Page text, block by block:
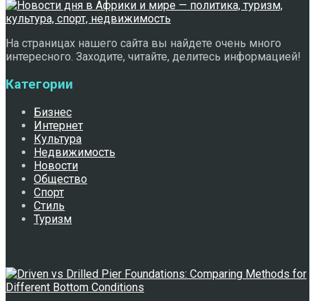
На страницах нашего сайта вы найдете очень много
интересного. Заходите, читайте, делитесь информацией!
Категории
Бизнес
Интернет
Культура
Недвижимость
Новости
Общество
Спорт
Стиль
Туризм